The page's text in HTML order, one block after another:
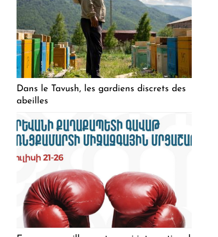
Dans le Tavush, les gardiens discrets des
abeilles